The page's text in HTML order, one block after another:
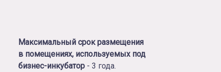
Максимальный срок размещения
в помещениях, используемых под
бизнес-инкубатор - 3 года.